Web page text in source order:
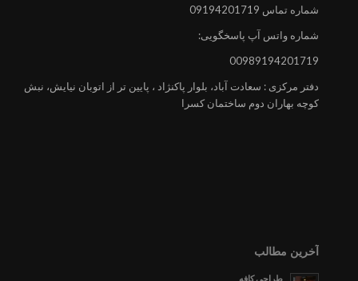
شماره تماس 09194201719
شماره واتس آپ پاسخگویی:
00989194201719
دفتر مرکزی : سعادت آباد، بلوار پاکنژاد ، پایین تر از اتوبان نیایش، نبش
کوچه بهاران دوم ساختمان کسرا
آخرین مطالب
طراحی کافه